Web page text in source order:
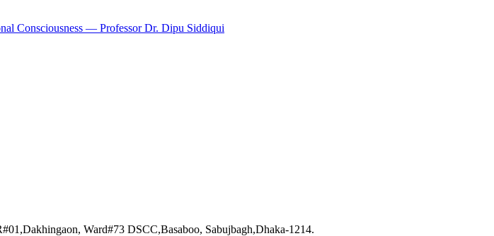
Consciousness — Professor Dr. Dipu Siddiqui
Ward#73 DSCC,Basaboo, Sabujbagh,Dhaka-1214.